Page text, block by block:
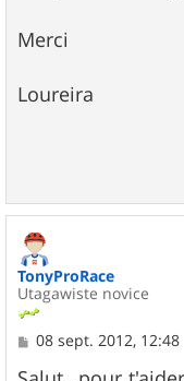
Merci
Loureira
TonyProRace
Utagawiste novice
M
s
08 sept. 2012, 12:48